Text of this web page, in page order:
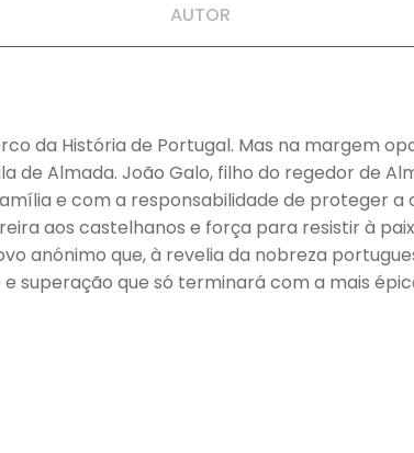
AUTOR
da História de Portugal. Mas na margem
Almada. João Galo, filho do regedor de
e com a responsabilidade de proteger a
aos castelhanos e força para resistir à
anónimo que, à revelia da nobreza
superação que só terminará com a mais